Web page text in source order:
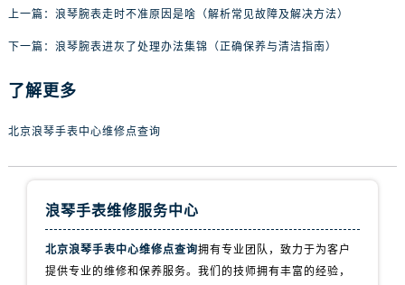
上一篇： 浪琴腕表走时不准原因是啥（解析常见故障及解决方法）
下一篇： 浪琴腕表进灰了处理办法集锦（正确保养与清洁指南）
了解更多
北京浪琴手表中心维修点查询
浪琴手表维修服务中心
北京浪琴手表中心维修点查询拥有专业团队，致力于为客户
提供专业的维修和保养服务。我们的技师拥有丰富的经验，